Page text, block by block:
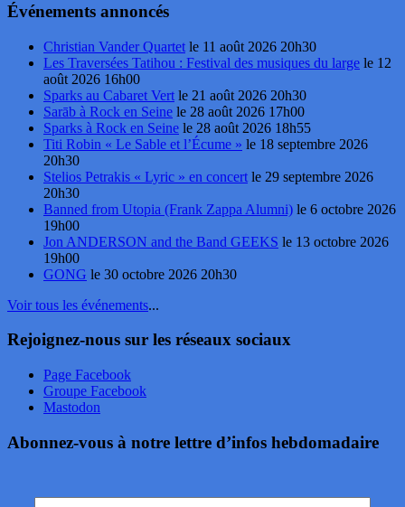
Événements annoncés
Christian Vander Quartet le 11 août 2026 20h30
Les Traversées Tatihou : Festival des musiques du large le 12
août 2026 16h00
Sparks au Cabaret Vert le 21 août 2026 20h30
Sarāb à Rock en Seine le 28 août 2026 17h00
Sparks à Rock en Seine le 28 août 2026 18h55
Titi Robin « Le Sable et l’Écume » le 18 septembre 2026
20h30
Stelios Petrakis « Lyric » en concert le 29 septembre 2026
20h30
Banned from Utopia (Frank Zappa Alumni) le 6 octobre 2026
19h00
Jon ANDERSON and the Band GEEKS le 13 octobre 2026
19h00
GONG le 30 octobre 2026 20h30
Voir tous les événements...
Rejoignez-nous sur les réseaux sociaux
Page Facebook
Groupe Facebook
Mastodon
Abonnez-vous à notre lettre d’infos hebdomadaire